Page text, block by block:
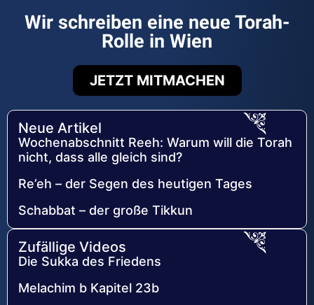
Wir schreiben eine neue Torah-
Rolle in Wien
JETZT MITMACHEN
Neue Artikel
Wochenabschnitt Reeh: Warum will die Torah
nicht, dass alle gleich sind?
Re’eh – der Segen des heutigen Tages
Schabbat – der große Tikkun
Zufällige Videos
Die Sukka des Friedens
Melachim b Kapitel 23b